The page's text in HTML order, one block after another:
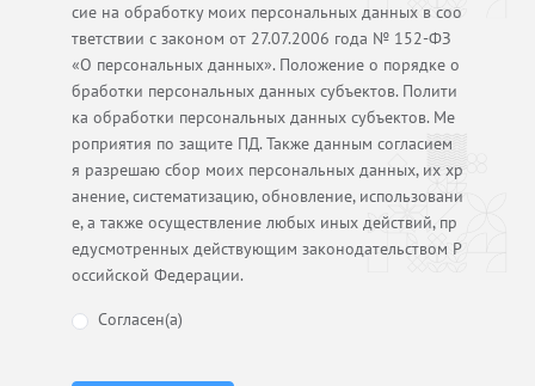
сие на обработку моих персональных данных в соо
тветствии с законом от 27.07.2006 года № 152-ФЗ
«О персональных данных». Положение о порядке о
бработки персональных данных субъектов. Полити
ка обработки персональных данных субъектов. Ме
роприятия по защите ПД. Также данным согласием
я разрешаю сбор моих персональных данных, их хр
анение, систематизацию, обновление, использовани
е, а также осуществление любых иных действий, пр
едусмотренных действующим законодательством Р
оссийской Федерации.
Согласен(а)